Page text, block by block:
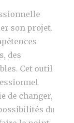
son projet.
des
Cet outil
de changer,
du